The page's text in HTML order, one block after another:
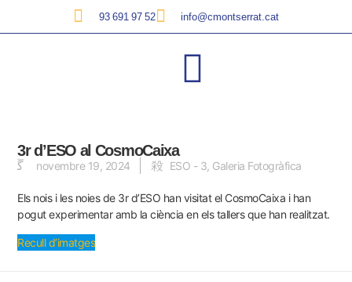
93 691 97 52 info@cmontserrat.cat
3r d’ESO al CosmoCaixa
novembre 19, 2024 ESO - 3 Galeria Fotogràfica
Els nois i les noies de 3r d’ESO han visitat el CosmoCaixa i han
pogut experimentar amb la ciència en els tallers que han realitzat.
Recull d’imatges